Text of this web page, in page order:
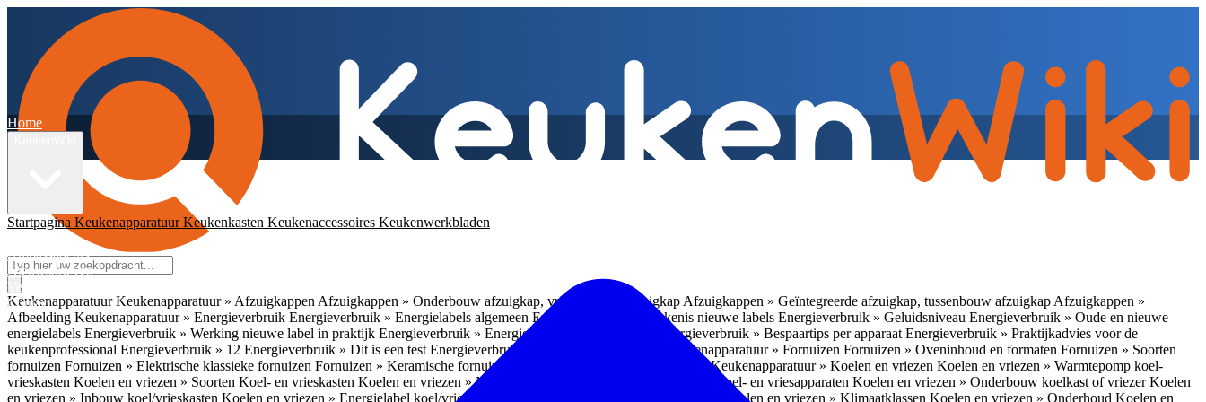
KeukenapparatuurKeukenapparatuur » Afzuigkappen Afzuigkappen » Onderbouw afzuigkap, vrijhangende afzuigkap Afzuigkappen » Geïntegreerde afzuigkap, tussenbouw afzuigkap Afzuigkappen »
Afbeelding Keukenapparatuur » Energieverbruik Energieverbruik » Energielabels algemeen Energieverbruik » Betekenis nieuwe labels Energieverbruik » Geluidsniveau Energieverbruik » Oude en nieuwe
energielabels Energieverbruik » Werking nieuwe label in praktijk Energieverbruik » Energieverbruik in de praktijk Energieverbruik » Bespaartips per apparaat Energieverbruik » Praktijkadvies voor de
keukenprofessional Energieverbruik » 12 Energieverbruik » Dit is een test Energieverbruik » 1 Keukenapparatuur » Fornuizen Fornuizen » Oveninhoud en formaten Fornuizen » Soorten
fornuizen Fornuizen » Elektrische klassieke fornuizen Fornuizen » Keramische fornuizen Keukenapparatuur » InbouwladesKeukenapparatuur » Koelen en vriezen Koelen en vriezen » Warmtepomp koel-
vrieskasten Koelen en vriezen » Soorten Koel- en vrieskasten Koelen en vriezen » Nismaten Koelen en vriezen » Vrijstaande koel- en vriesapparaten Koelen en vriezen » Onderbouw koelkast of vriezerKoelen
en vriezen » Inbouw koel/vrieskasten Koelen en vriezen » Energielabel koel/vrieskasten Koelen en vriezen » Klimaatklassen Koelen en vriezen » Onderhoud Koelen en
Home
Startpagina KeukenapparatuurKeukenkasten Keukenaccessoires Keukenwerkbladen
Ambassadeurs
Nieuwsbrieven
Veelgestelde vragen
Contact